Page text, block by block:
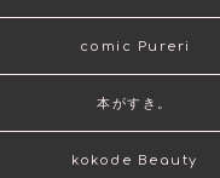
comic Pureri
本がすき。
kokode Beauty